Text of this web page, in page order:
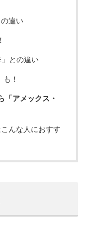
違い
との違い
！
「アメックス・
んな人におすす